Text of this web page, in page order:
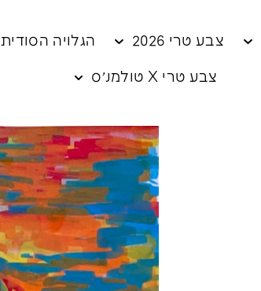
צבע טרי 2026 הגלויה הסודית
צבע טרי X טולמנ׳ס